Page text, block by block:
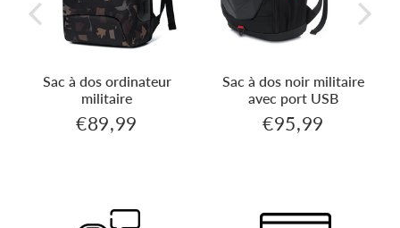
Sac à dos ordinateur
militaire
Prix
€89,99
Sac à dos noir militaire
avec port USB
Prix
€95,99